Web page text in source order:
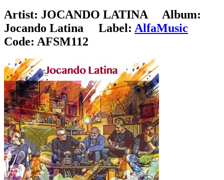
Artist: JOCANDO LATINA Album:
Jocando Latina Label: AlfaMusic
Code: AFSM112